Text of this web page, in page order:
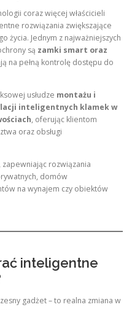
coraz więcej właścicieli
rozwiązania zwiększające
życia. Jednym z najważniejszych
są zamki smart oraz
na pełną kontrolę dostępu do
usłudze montażu i
inteligentnych klamek w
, oferując klientom
oraz obsługi
zapewniając rozwiązania
domów
na wynajem czy obiektów
inteligentne
gadżet – to realna zmiana w